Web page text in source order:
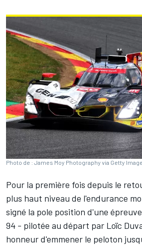
Photo de : James Moy Photography via Getty
Pour la première fois depuis le
plus haut niveau de l'endurance
signé la pole position d'une
94 - pilotée au départ par Loïc
honneur d'emmener le peloton